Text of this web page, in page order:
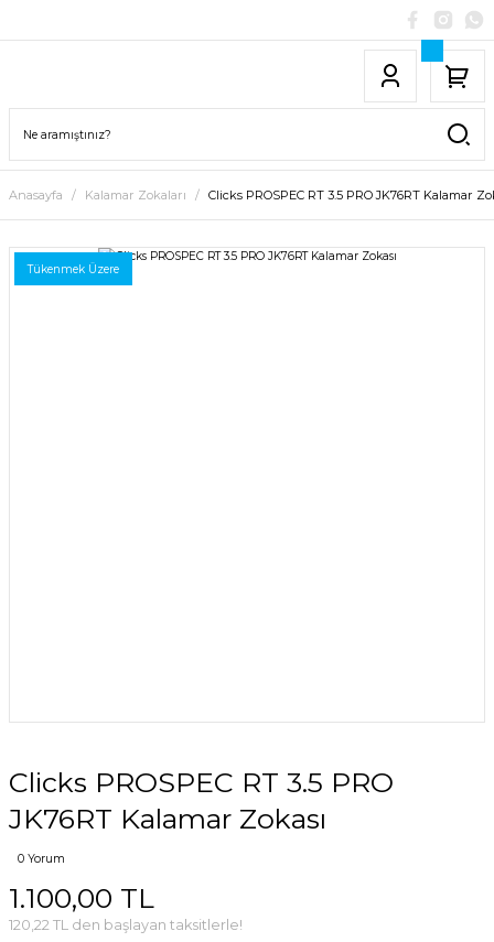
Anasayfa Kalamar Zokaları Clicks PROSPEC RT 3.5 PRO JK76RT Kalamar
Tükenmek Üzere
Clicks PROSPEC RT 3.5 PRO
JK76RT Kalamar Zokası
0 Yorum
1.100,00 TL
120,22 TL den başlayan taksitlerle!